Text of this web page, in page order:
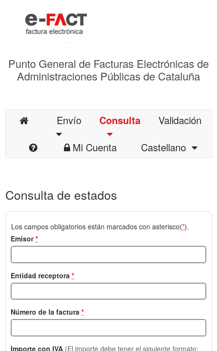
Punto General de Facturas Electrónicas de
Administraciones Públicas de Cataluña
Envío Consulta
Validación
Mi Cuenta
Castellano
Consulta de estados
Los campos obligatorios están marcados con asterisco(*).
Emisor*
Entidad receptora *
Número de la factura *
Importe con IVA (El importe debe tener el siguiente formato: